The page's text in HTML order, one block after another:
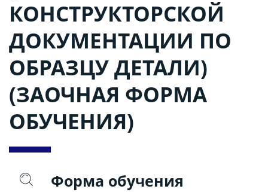
КОНСТРУКТОРСКОЙ
ДОКУМЕНТАЦИИ ПО
ОБРАЗЦУ ДЕТАЛИ)
(ЗАОЧНАЯ ФОРМА
ОБУЧЕНИЯ)
Форма обучения